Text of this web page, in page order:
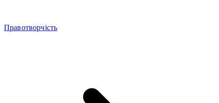
Правотворчість